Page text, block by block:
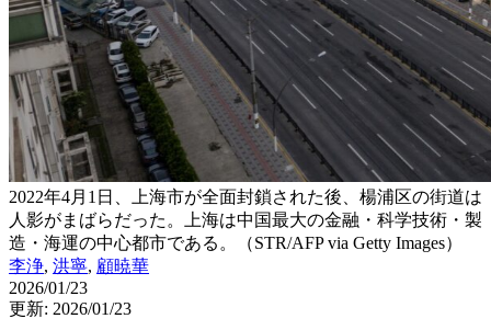
2022年4月1日、上海市が全面封鎖された後、楊浦区の街道は
人影がまばらだった。上海は中国最大の金融・科学技術・製
造・海運の中心都市である。（STR/AFP via Getty Images）
李浄, 洪寧, 顧暁華
2026/01/23
更新: 2026/01/23